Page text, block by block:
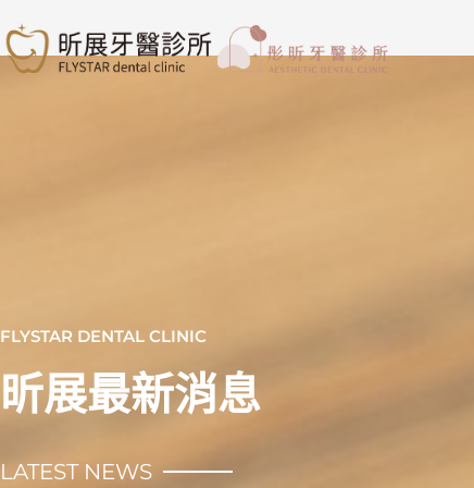
至
主
FLYSTAR DENTAL CLINIC
昕展最新消息
LATEST NEWS